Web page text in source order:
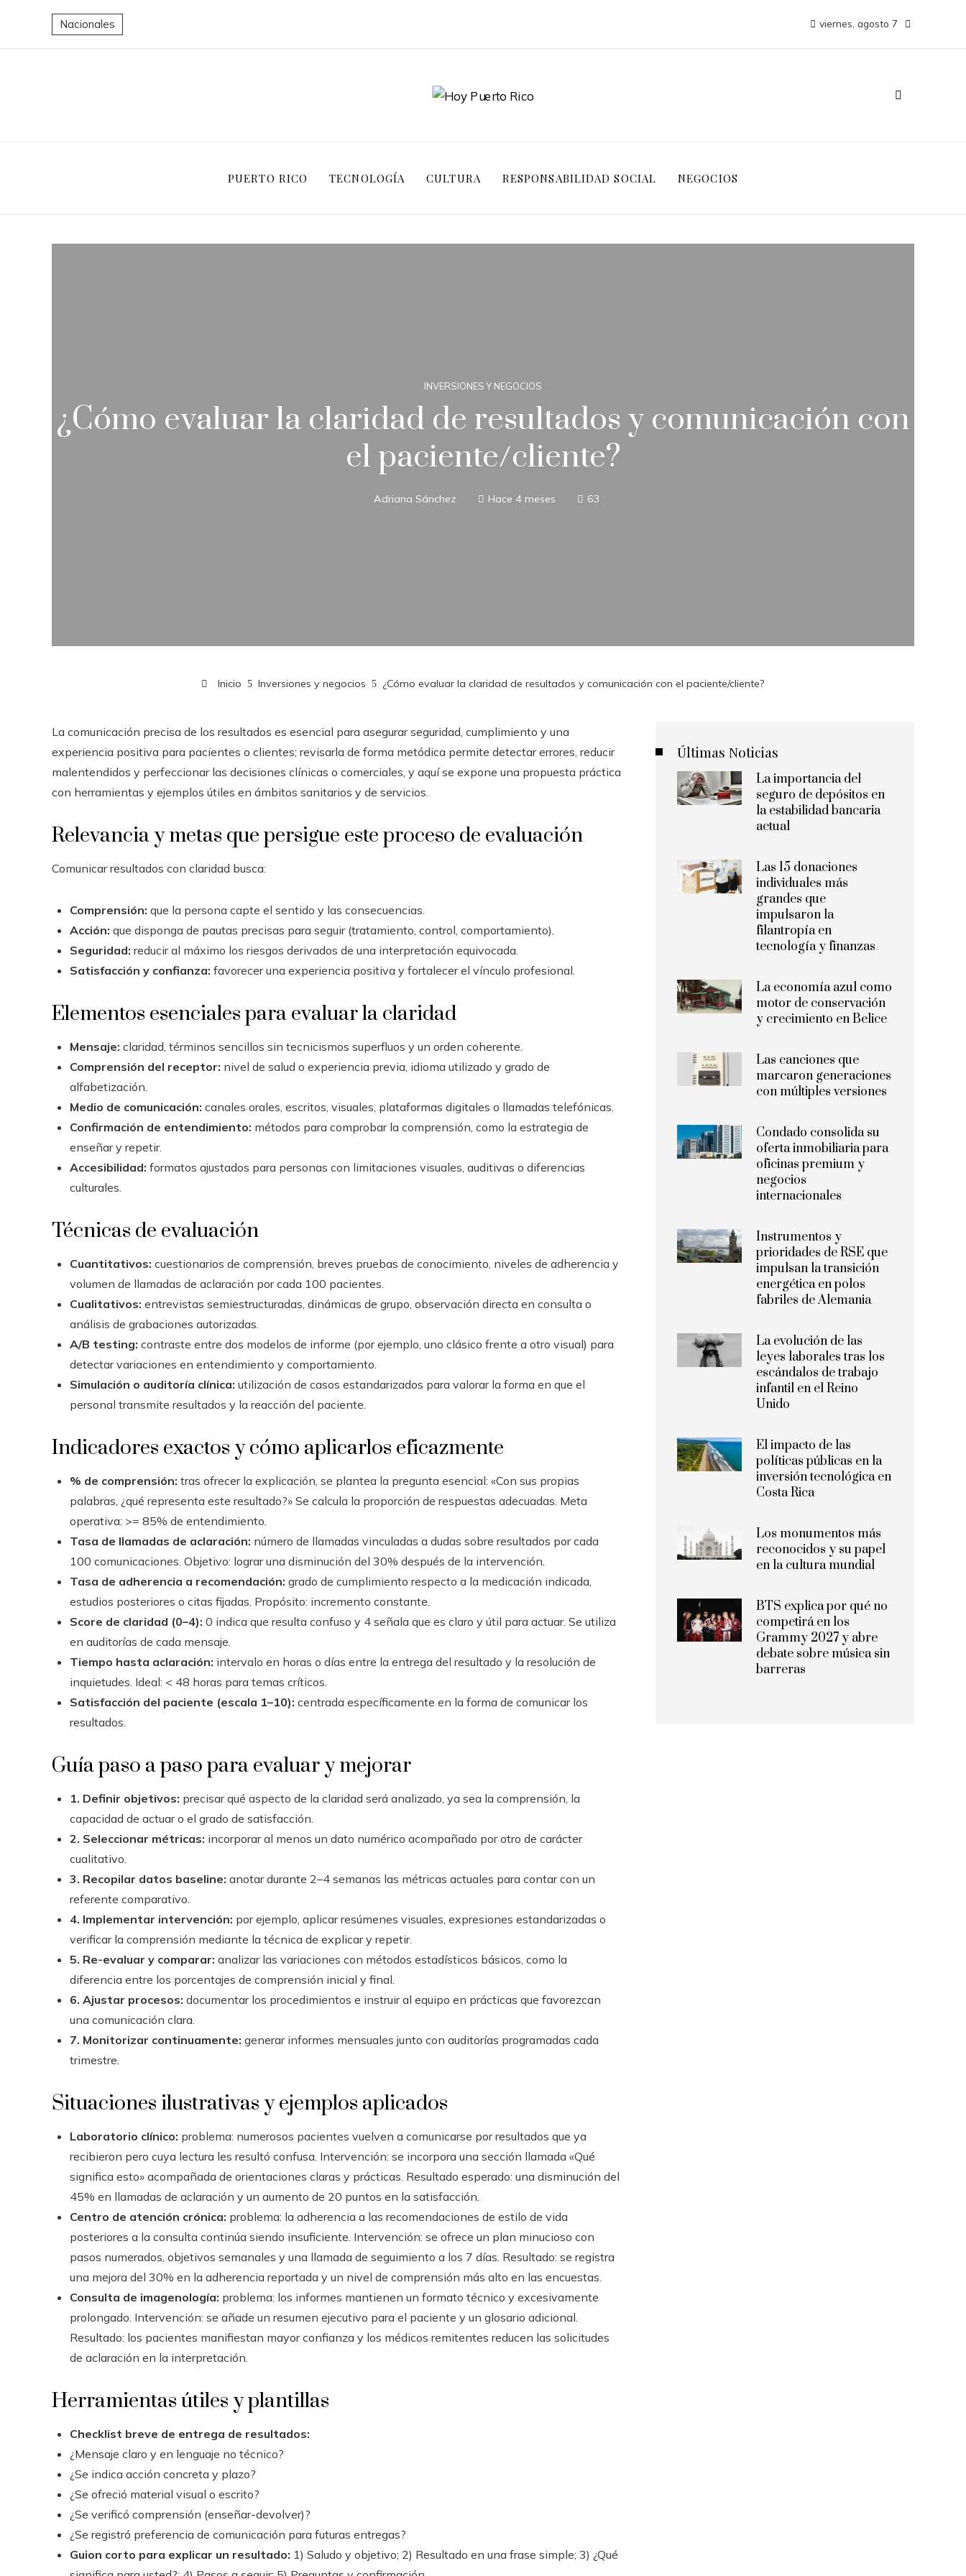
Nacionales viernes, agosto 7
PUERTO RICO TECNOLOGÍA CULTURA RESPONSABILIDAD SOCIAL NEGOCIOS
INVERSIONES Y NEGOCIOS
¿Cómo evaluar la claridad de resultados y comunicación con
el paciente/cliente?
Adriana Sánchez Hace 4 meses 63
Inicio Inversiones y negocios ¿Cómo evaluar la claridad de resultados y comunicación con el paciente/cliente?
La comunicación precisa de los resultados es esencial para asegurar seguridad, cumplimiento y una
experiencia positiva para pacientes o clientes; revisarla de forma metódica permite detectar errores, reducir
malentendidos y perfeccionar las decisiones clínicas o comerciales, y aquí se expone una propuesta práctica
con herramientas y ejemplos útiles en ámbitos sanitarios y de servicios.
Relevancia y metas que persigue este proceso de evaluación
Comunicar resultados con claridad busca:
Comprensión: que la persona capte el sentido y las consecuencias.
Acción: que disponga de pautas precisas para seguir (tratamiento, control, comportamiento).
Seguridad: reducir al máximo los riesgos derivados de una interpretación equivocada.
Satisfacción y confianza: favorecer una experiencia positiva y fortalecer el vínculo profesional.
Elementos esenciales para evaluar la claridad
Mensaje: claridad, términos sencillos sin tecnicismos superfluos y un orden coherente.
Comprensión del receptor: nivel de salud o experiencia previa, idioma utilizado y grado de
alfabetización.
Medio de comunicación: canales orales, escritos, visuales, plataformas digitales o llamadas telefónicas.
Confirmación de entendimiento: métodos para comprobar la comprensión, como la estrategia de
enseñar y repetir.
Accesibilidad: formatos ajustados para personas con limitaciones visuales, auditivas o diferencias
culturales.
Técnicas de evaluación
Cuantitativos: cuestionarios de comprensión, breves pruebas de conocimiento, niveles de adherencia y
volumen de llamadas de aclaración por cada 100 pacientes.
Cualitativos: entrevistas semiestructuradas, dinámicas de grupo, observación directa en consulta o
análisis de grabaciones autorizadas.
A/B testing: contraste entre dos modelos de informe (por ejemplo, uno clásico frente a otro visual) para
detectar variaciones en entendimiento y comportamiento.
Simulación o auditoría clínica: utilización de casos estandarizados para valorar la forma en que el
personal transmite resultados y la reacción del paciente.
Indicadores exactos y cómo aplicarlos eficazmente
% de comprensión: tras ofrecer la explicación, se plantea la pregunta esencial: «Con sus propias
palabras, ¿qué representa este resultado?» Se calcula la proporción de respuestas adecuadas. Meta
operativa: >= 85% de entendimiento.
Tasa de llamadas de aclaración: número de llamadas vinculadas a dudas sobre resultados por cada
100 comunicaciones. Objetivo: lograr una disminución del 30% después de la intervención.
Tasa de adherencia a recomendación: grado de cumplimiento respecto a la medicación indicada,
estudios posteriores o citas fijadas. Propósito: incremento constante.
Score de claridad (0–4): 0 indica que resulta confuso y 4 señala que es claro y útil para actuar. Se utiliza
en auditorías de cada mensaje.
Tiempo hasta aclaración: intervalo en horas o días entre la entrega del resultado y la resolución de
inquietudes. Ideal: < 48 horas para temas críticos.
Satisfacción del paciente (escala 1–10): centrada específicamente en la forma de comunicar los
resultados.
Guía paso a paso para evaluar y mejorar
1. Definir objetivos: precisar qué aspecto de la claridad será analizado, ya sea la comprensión, la
capacidad de actuar o el grado de satisfacción.
2. Seleccionar métricas: incorporar al menos un dato numérico acompañado por otro de carácter
cualitativo.
3. Recopilar datos baseline: anotar durante 2–4 semanas las métricas actuales para contar con un
referente comparativo.
4. Implementar intervención: por ejemplo, aplicar resúmenes visuales, expresiones estandarizadas o
verificar la comprensión mediante la técnica de explicar y repetir.
5. Re-evaluar y comparar: analizar las variaciones con métodos estadísticos básicos, como la
diferencia entre los porcentajes de comprensión inicial y final.
6. Ajustar procesos: documentar los procedimientos e instruir al equipo en prácticas que favorezcan
una comunicación clara.
7. Monitorizar continuamente: generar informes mensuales junto con auditorías programadas cada
trimestre.
Situaciones ilustrativas y ejemplos aplicados
Laboratorio clínico: problema: numerosos pacientes vuelven a comunicarse por resultados que ya
recibieron pero cuya lectura les resultó confusa. Intervención: se incorpora una sección llamada «Qué
significa esto» acompañada de orientaciones claras y prácticas. Resultado esperado: una disminución del
45% en llamadas de aclaración y un aumento de 20 puntos en la satisfacción.
Centro de atención crónica: problema: la adherencia a las recomendaciones de estilo de vida
posteriores a la consulta continúa siendo insuficiente. Intervención: se ofrece un plan minucioso con
pasos numerados, objetivos semanales y una llamada de seguimiento a los 7 días. Resultado: se registra
una mejora del 30% en la adherencia reportada y un nivel de comprensión más alto en las encuestas.
Consulta de imagenología: problema: los informes mantienen un formato técnico y excesivamente
prolongado. Intervención: se añade un resumen ejecutivo para el paciente y un glosario adicional.
Resultado: los pacientes manifiestan mayor confianza y los médicos remitentes reducen las solicitudes
de aclaración en la interpretación.
Herramientas útiles y plantillas
Checklist breve de entrega de resultados:
¿Mensaje claro y en lenguaje no técnico?
¿Se indica acción concreta y plazo?
¿Se ofreció material visual o escrito?
¿Se verificó comprensión (enseñar-devolver)?
¿Se registró preferencia de comunicación para futuras entregas?
Guion corto para explicar un resultado: 1) Saludo y objetivo; 2) Resultado en una frase simple; 3) ¿Qué
Últimas Noticias
La importancia del
seguro de depósitos en
la estabilidad bancaria
actual
Las 15 donaciones
individuales más
grandes que
impulsaron la
filantropía en
tecnología y finanzas
La economía azul como
motor de conservación
y crecimiento en Belice
Las canciones que
marcaron generaciones
con múltiples versiones
Condado consolida su
oferta inmobiliaria para
oficinas premium y
negocios
internacionales
Instrumentos y
prioridades de RSE que
impulsan la transición
energética en polos
fabriles de Alemania
La evolución de las
leyes laborales tras los
escándalos de trabajo
infantil en el Reino
Unido
El impacto de las
políticas públicas en la
inversión tecnológica en
Costa Rica
Los monumentos más
reconocidos y su papel
en la cultura mundial
BTS explica por qué no
competirá en los
Grammy 2027 y abre
debate sobre música sin
barreras